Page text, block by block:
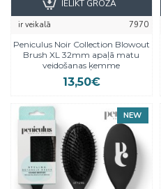
ir veikalā
7970
Peniculus Noir Collection Blowout
Brush XL 32mm apaļā matu
veidošanas ķemme
13,50€
IELIKT GROZĀ
NEW